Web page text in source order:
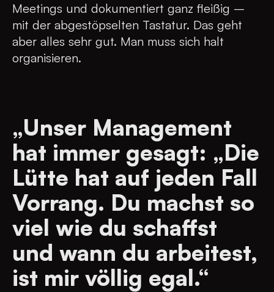
Meetings und dokumentiert ganz fleißig –
mit der abgestöpselten Tastatur. Das geht
aber alles sehr gut. Man muss sich halt
organisieren.
„Unser Management
hat immer gesagt: „Die
Lütte hat auf jeden Fall
Vorrang. Du machst so
viel wie du schaffst
und wann du arbeitest,
ist mir völlig egal.“